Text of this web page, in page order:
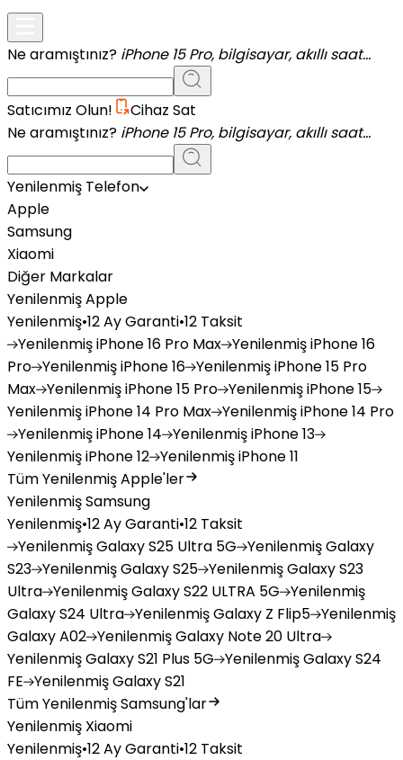
Ne aramıştınız? iPhone 15 Pro, bilgisayar, akıllı saat...
Satıcımız Olun!
Cihaz Sat
Ne aramıştınız? iPhone 15 Pro, bilgisayar, akıllı saat...
Yenilenmiş Telefon
Apple
Samsung
Xiaomi
Diğer Markalar
Yenilenmiş Apple
Yenilenmiş•12 Ay Garanti•12 Taksit
YenilenmişiPhone 16 Pro Max YenilenmişiPhone 16
Pro YenilenmişiPhone 16 YenilenmişiPhone 15 Pro
Max YenilenmişiPhone 15 Pro YenilenmişiPhone 15
YenilenmişiPhone 14 Pro Max YenilenmişiPhone 14 Pro
YenilenmişiPhone 14 YenilenmişiPhone 13
YenilenmişiPhone 12 YenilenmişiPhone 11
Tüm Yenilenmiş Apple'ler
Yenilenmiş Samsung
Yenilenmiş•12 Ay Garanti•12 Taksit
YenilenmişGalaxy S25 Ultra 5G YenilenmişGalaxy
S23 YenilenmişGalaxy S25 YenilenmişGalaxy S23
Ultra YenilenmişGalaxy S22 ULTRA 5G Yenilenmiş
Galaxy S24 Ultra YenilenmişGalaxy Z Flip5 Yenilenmiş
Galaxy A02 YenilenmişGalaxy Note 20 Ultra
YenilenmişGalaxy S21 Plus 5G YenilenmişGalaxy S24
FE YenilenmişGalaxy S21
Tüm Yenilenmiş Samsung'lar
Yenilenmiş Xiaomi
Yenilenmiş•12 Ay Garanti•12 Taksit